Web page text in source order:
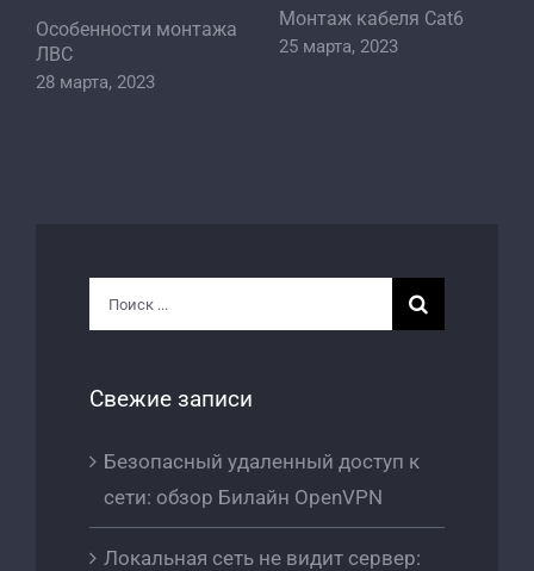
Особенности монтажа
ЛВС
28 марта, 2023
Монтаж кабеля Cat6
25 марта, 2023
Результат
поиска:
Свежие записи
Безопасный удаленный доступ к
сети: обзор Билайн OpenVPN
Локальная сеть не видит сервер: